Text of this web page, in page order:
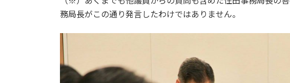
務局長がこの通り発言したわけではありません。